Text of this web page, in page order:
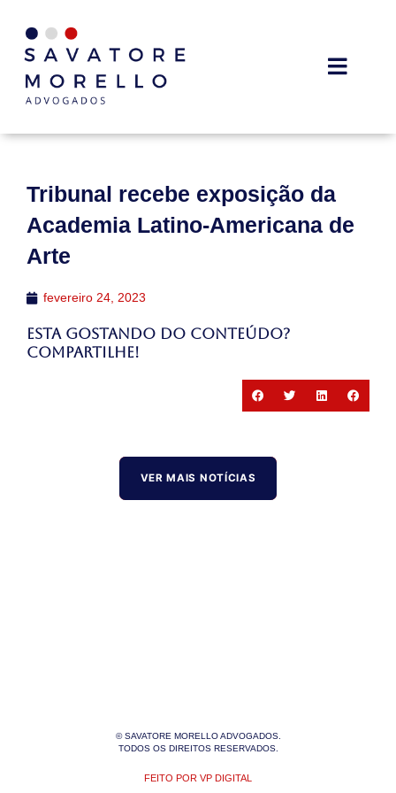
Tribunal recebe exposição da
Academia Latino-Americana de
Arte
fevereiro 24, 2023
Esta gostando do conteúdo?
Compartilhe!
VER MAIS NOTÍCIAS
© SAVATORE MORELLO ADVOGADOS.
TODOS OS DIREITOS RESERVADOS.
FEITO POR VP DIGITAL